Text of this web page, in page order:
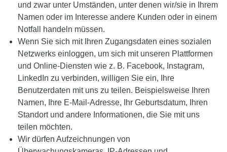
und zwar unter Umständen, unter denen wir/sie in Ihrem
Namen oder im Interesse andere Kunden oder in einem
Notfall handeln müssen.
Wenn Sie sich mit Ihren Zugangsdaten eines sozialen
Netzwerks einloggen, um sich mit unseren Plattformen
und Online-Diensten wie z. B. Facebook, Instagram,
LinkedIn zu verbinden, willigen Sie ein, Ihre
Benutzerdaten mit uns zu teilen. Beispielsweise Ihren
Namen, Ihre E-Mail-Adresse, Ihr Geburtsdatum, Ihren
Standort und andere Informationen, die Sie mit uns
teilen möchten.
Wir dürfen Aufzeichnungen von